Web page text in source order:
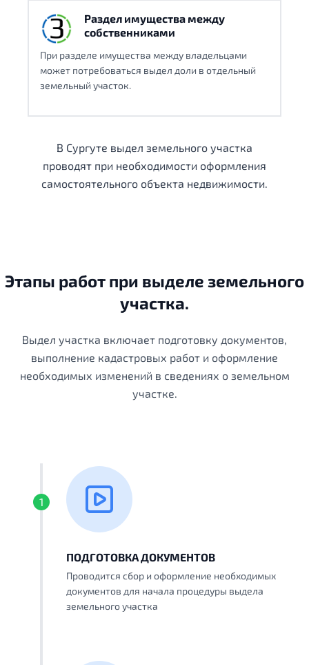
Раздел имущества между
собственниками
При разделе имущества между владельцами
может потребоваться выдел доли в отдельный
земельный участок.
В Сургуте выдел земельного участка
проводят при необходимости оформления
самостоятельного объекта недвижимости.
Этапы работ при выделе земельного
участка.
Выдел участка включает подготовку документов,
выполнение кадастровых работ и оформление
необходимых изменений в сведениях о земельном
участке.
1
ПОДГОТОВКА ДОКУМЕНТОВ
Проводится сбор и оформление необходимых
документов для начала процедуры выдела
земельного участка